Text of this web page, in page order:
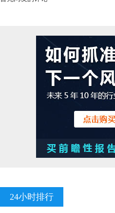
24小时排行